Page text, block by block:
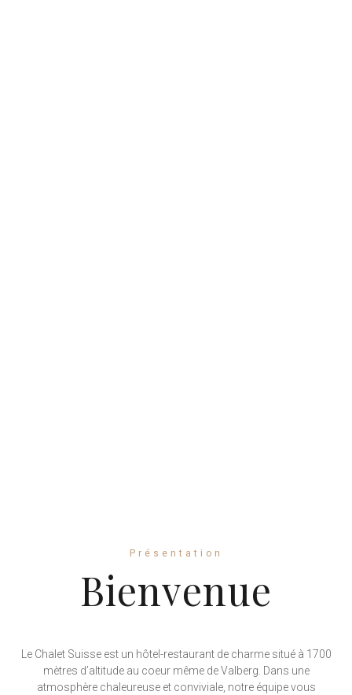
Présentation
Bienvenue
Le Chalet Suisse est un hôtel-restaurant de charme situé à 1700
mètres d’altitude au coeur même de Valberg. Dans une
atmosphère chaleureuse et conviviale, notre équipe vous